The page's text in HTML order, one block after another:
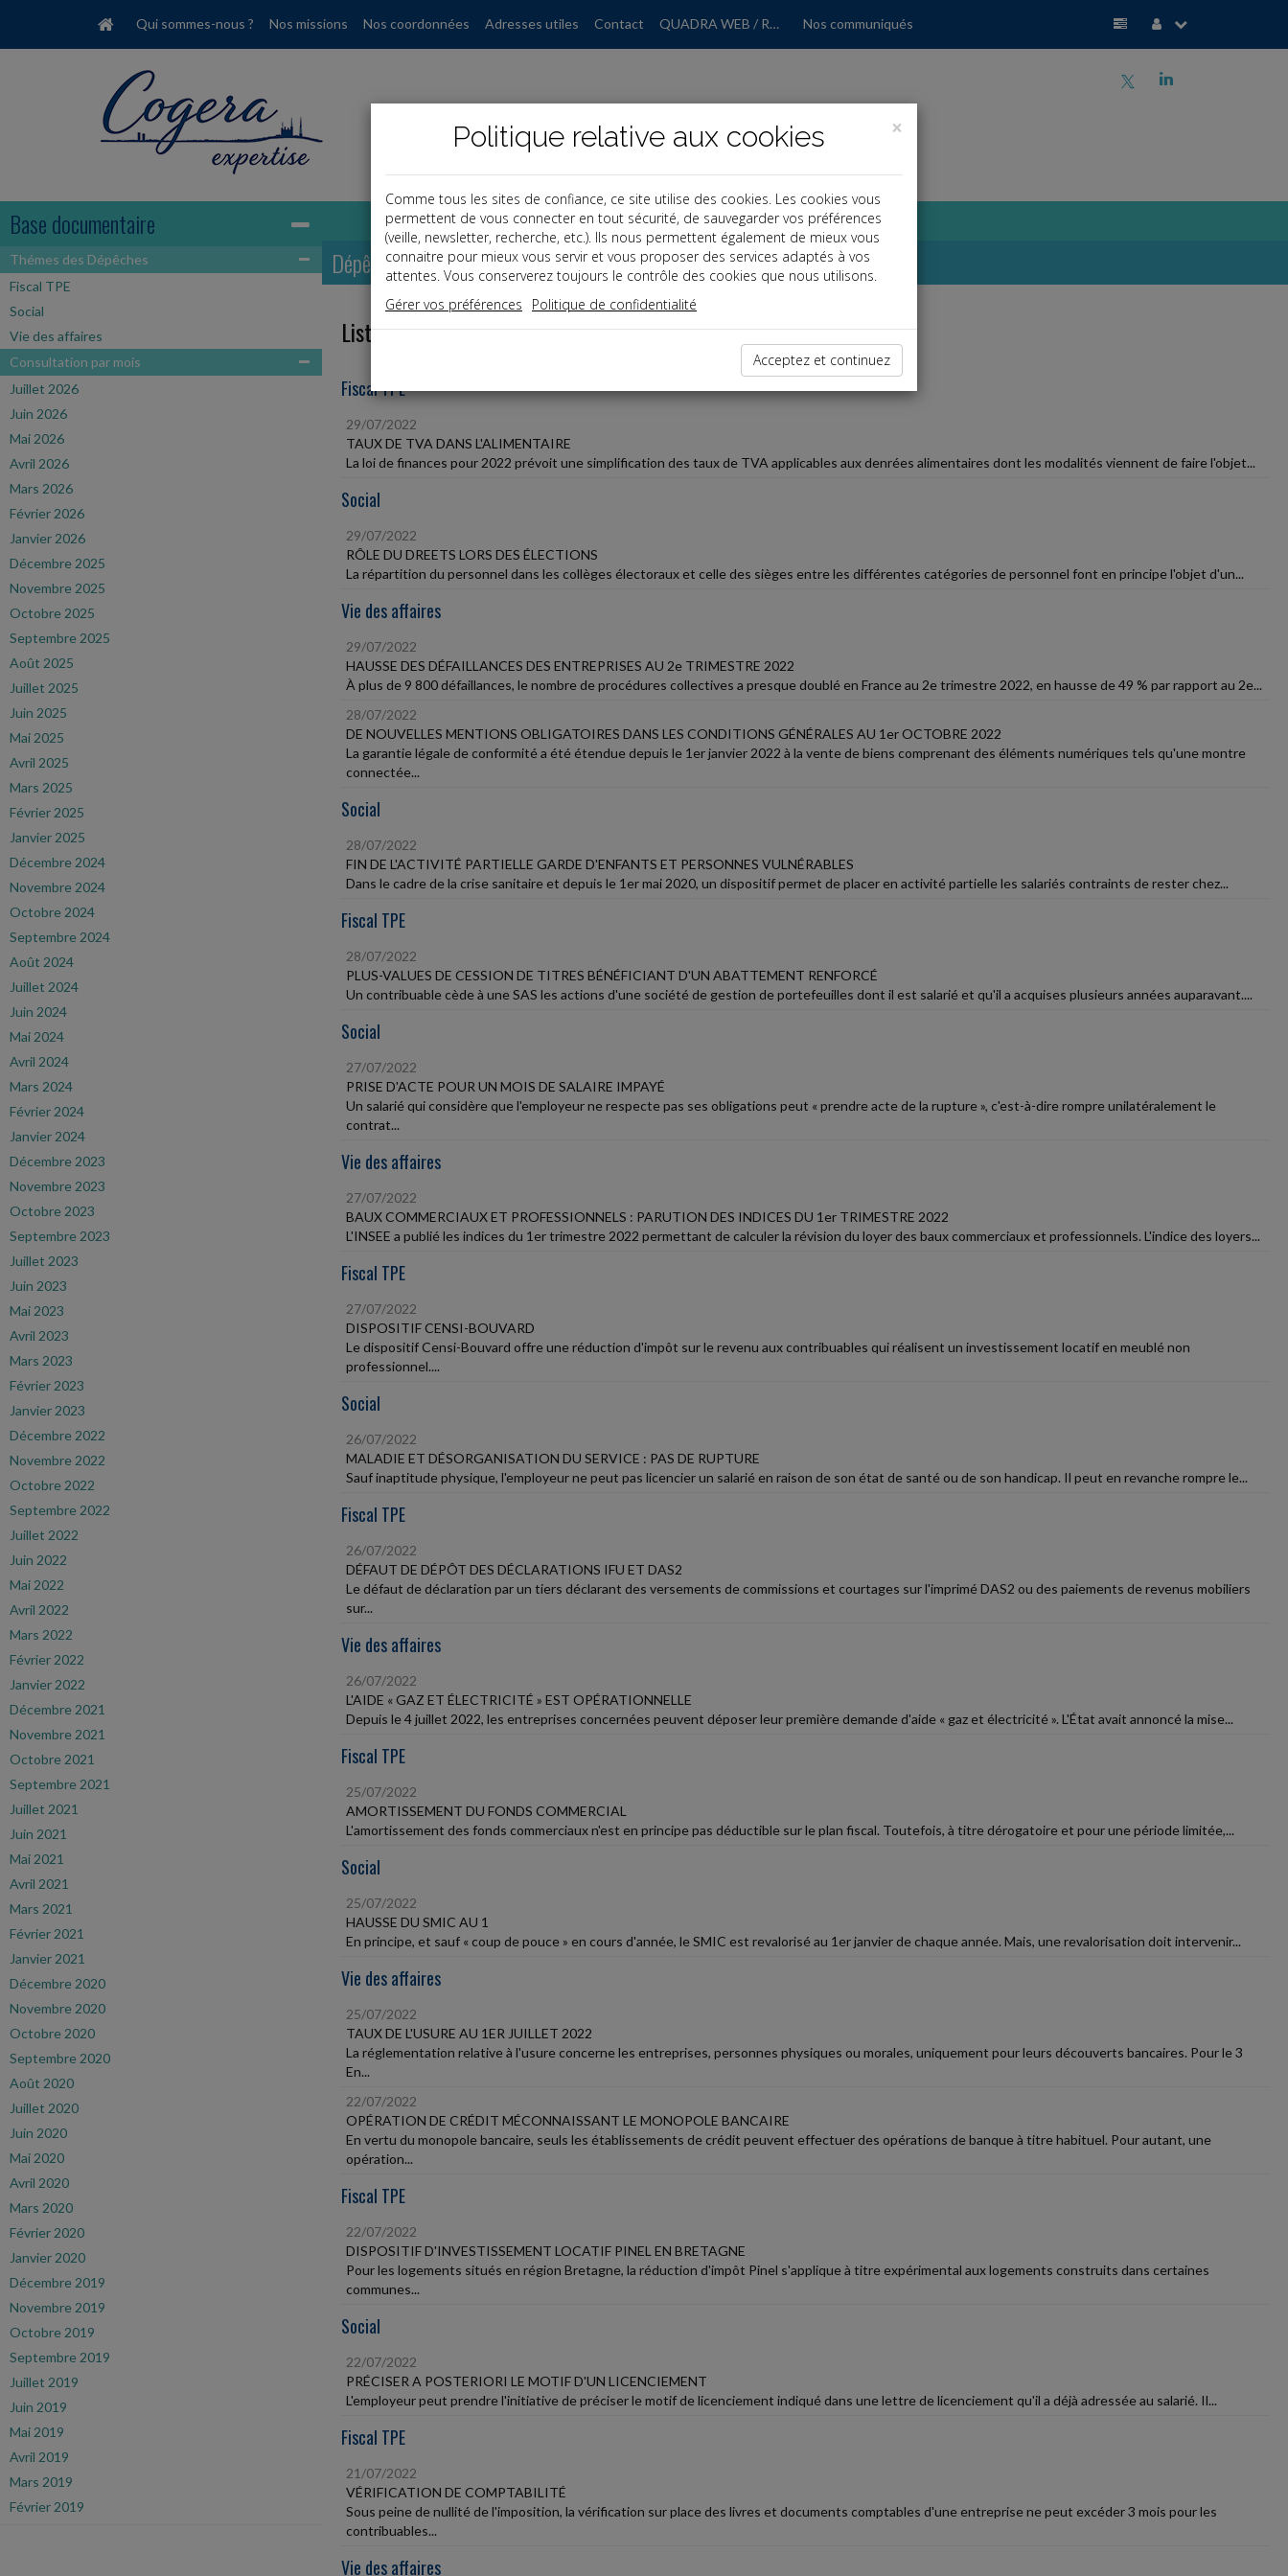
Qui sommes-nous ? Nos missions Nos coordonnées Adresses utiles Contact QUADRA WEB / RGPD Nos communiqués
j
a
Base documentaire
Thémes des Dépêches
Fiscal TPE
Social
Vie des affaires
Consultation par mois
Juillet 2026
Juin 2026
Mai 2026
Avril 2026
Mars 2026
Février 2026
Janvier 2026
Décembre 2025
Novembre 2025
Octobre 2025
Septembre 2025
Août 2025
Juillet 2025
Juin 2025
Mai 2025
Avril 2025
Mars 2025
Février 2025
Janvier 2025
Décembre 2024
Novembre 2024
Octobre 2024
Septembre 2024
Août 2024
Juillet 2024
Juin 2024
Mai 2024
Avril 2024
Mars 2024
Février 2024
Janvier 2024
Décembre 2023
Novembre 2023
Octobre 2023
Septembre 2023
Juillet 2023
Juin 2023
Mai 2023
Avril 2023
Mars 2023
Février 2023
Janvier 2023
Décembre 2022
Novembre 2022
Octobre 2022
Septembre 2022
Juillet 2022
Juin 2022
Mai 2022
Avril 2022
Mars 2022
Février 2022
Janvier 2022
Décembre 2021
Novembre 2021
Octobre 2021
Septembre 2021
Juillet 2021
Juin 2021
Mai 2021
Avril 2021
Mars 2021
Février 2021
Janvier 2021
Décembre 2020
Novembre 2020
Octobre 2020
Septembre 2020
Août 2020
Juillet 2020
Juin 2020
Mai 2020
Avril 2020
Mars 2020
Février 2020
Janvier 2020
Décembre 2019
Novembre 2019
Octobre 2019
Septembre 2019
Juillet 2019
Juin 2019
Mai 2019
Avril 2019
Mars 2019
Février 2019
Dépêches
Liste des dernières dépêches
Fiscal TPE
29/07/2022
TAUX DE TVA DANS L'ALIMENTAIRE
La loi de finances pour 2022 prévoit une simplification des taux de TVA applicables aux denrées alimentaires dont les modalités viennent de faire l'objet...
Social
29/07/2022
RÔLE DU DREETS LORS DES ÉLECTIONS
La répartition du personnel dans les collèges électoraux et celle des sièges entre les différentes catégories de personnel font en principe l'objet d'un...
Vie des affaires
29/07/2022
HAUSSE DES DÉFAILLANCES DES ENTREPRISES AU 2e TRIMESTRE 2022
À plus de 9 800 défaillances, le nombre de procédures collectives a presque doublé en France au 2e trimestre 2022, en hausse de 49 % par rapport au 2e...
28/07/2022
DE NOUVELLES MENTIONS OBLIGATOIRES DANS LES CONDITIONS GÉNÉRALES AU 1er OCTOBRE 2022
La garantie légale de conformité a été étendue depuis le 1er janvier 2022 à la vente de biens comprenant des éléments numériques tels qu'une montre
connectée...
Social
28/07/2022
FIN DE L'ACTIVITÉ PARTIELLE GARDE D'ENFANTS ET PERSONNES VULNÉRABLES
Dans le cadre de la crise sanitaire et depuis le 1er mai 2020, un dispositif permet de placer en activité partielle les salariés contraints de rester chez...
Fiscal TPE
28/07/2022
PLUS-VALUES DE CESSION DE TITRES BÉNÉFICIANT D'UN ABATTEMENT RENFORCÉ
Un contribuable cède à une SAS les actions d'une société de gestion de portefeuilles dont il est salarié et qu'il a acquises plusieurs années auparavant....
Social
27/07/2022
PRISE D'ACTE POUR UN MOIS DE SALAIRE IMPAYÉ
Un salarié qui considère que l'employeur ne respecte pas ses obligations peut « prendre acte de la rupture », c'est-à-dire rompre unilatéralement le
contrat...
Vie des affaires
27/07/2022
BAUX COMMERCIAUX ET PROFESSIONNELS : PARUTION DES INDICES DU 1er TRIMESTRE 2022
L'INSEE a publié les indices du 1er trimestre 2022 permettant de calculer la révision du loyer des baux commerciaux et professionnels. L'indice des loyers...
Fiscal TPE
27/07/2022
DISPOSITIF CENSI-BOUVARD
Le dispositif Censi-Bouvard offre une réduction d'impôt sur le revenu aux contribuables qui réalisent un investissement locatif en meublé non
professionnel....
Social
26/07/2022
MALADIE ET DÉSORGANISATION DU SERVICE : PAS DE RUPTURE
Sauf inaptitude physique, l'employeur ne peut pas licencier un salarié en raison de son état de santé ou de son handicap. Il peut en revanche rompre le...
Fiscal TPE
26/07/2022
DÉFAUT DE DÉPÔT DES DÉCLARATIONS IFU ET DAS2
Le défaut de déclaration par un tiers déclarant des versements de commissions et courtages sur l'imprimé DAS2 ou des paiements de revenus mobiliers
sur...
Vie des affaires
26/07/2022
L'AIDE « GAZ ET ÉLECTRICITÉ » EST OPÉRATIONNELLE
Depuis le 4 juillet 2022, les entreprises concernées peuvent déposer leur première demande d'aide « gaz et électricité ». L'État avait annoncé la mise...
Fiscal TPE
25/07/2022
AMORTISSEMENT DU FONDS COMMERCIAL
L'amortissement des fonds commerciaux n'est en principe pas déductible sur le plan fiscal. Toutefois, à titre dérogatoire et pour une période limitée,...
Social
25/07/2022
HAUSSE DU SMIC AU 1
En principe, et sauf « coup de pouce » en cours d'année, le SMIC est revalorisé au 1er janvier de chaque année. Mais, une revalorisation doit intervenir...
Vie des affaires
25/07/2022
TAUX DE L'USURE AU 1ER JUILLET 2022
La réglementation relative à l'usure concerne les entreprises, personnes physiques ou morales, uniquement pour leurs découverts bancaires. Pour le 3
En...
22/07/2022
OPÉRATION DE CRÉDIT MÉCONNAISSANT LE MONOPOLE BANCAIRE
En vertu du monopole bancaire, seuls les établissements de crédit peuvent effectuer des opérations de banque à titre habituel. Pour autant, une
opération...
Fiscal TPE
22/07/2022
DISPOSITIF D'INVESTISSEMENT LOCATIF PINEL EN BRETAGNE
Pour les logements situés en région Bretagne, la réduction d'impôt Pinel s'applique à titre expérimental aux logements construits dans certaines
communes...
Social
22/07/2022
PRÉCISER A POSTERIORI LE MOTIF D'UN LICENCIEMENT
L'employeur peut prendre l'initiative de préciser le motif de licenciement indiqué dans une lettre de licenciement qu'il a déjà adressée au salarié. Il...
Fiscal TPE
21/07/2022
VÉRIFICATION DE COMPTABILITÉ
Sous peine de nullité de l'imposition, la vérification sur place des livres et documents comptables d'une entreprise ne peut excéder 3 mois pour les
contribuables...
Vie des affaires
×
Politique relative aux cookies
Comme tous les sites de confiance, ce site utilise des cookies. Les cookies vous
permettent de vous connecter en tout sécurité, de sauvegarder vos préférences
(veille, newsletter, recherche, etc.). Ils nous permettent également de mieux vous
connaitre pour mieux vous servir et vous proposer des services adaptés à vos
attentes. Vous conserverez toujours le contrôle des cookies que nous utilisons.
Gérer vos préférences
Politique de confidentialité
Acceptez et continuez